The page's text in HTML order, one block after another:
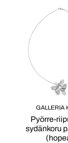
GALLERIA
Pyörre-
sydänkoru